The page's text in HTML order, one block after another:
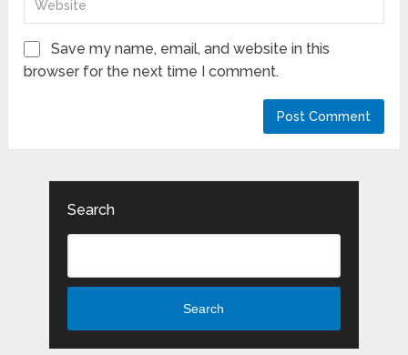
Save my name, email, and website in this
browser for the next time I comment.
Search
Search